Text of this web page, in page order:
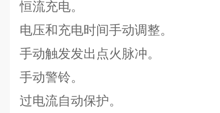
恒流充电。
电压和充电时间手动调整。
手动触发发出点火脉冲。
手动警铃。
过电流自动保护。